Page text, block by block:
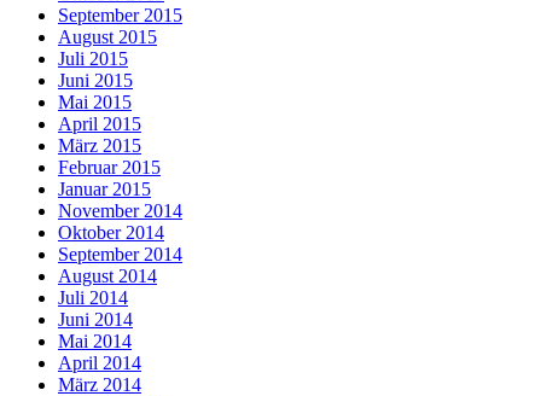
September 2015
August 2015
Juli 2015
Juni 2015
Mai 2015
April 2015
März 2015
Februar 2015
Januar 2015
November 2014
Oktober 2014
September 2014
August 2014
Juli 2014
Juni 2014
Mai 2014
April 2014
März 2014